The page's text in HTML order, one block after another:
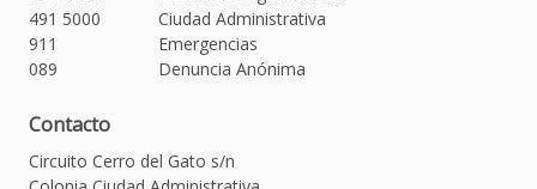
491 5000
Ciudad Administrativa
911
Emergencias
089
Denuncia Anónima
Contacto
Circuito Cerro del Gato s/n